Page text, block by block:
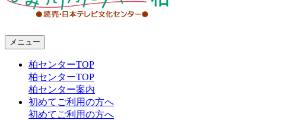
メニュー
柏センターTOP
柏センターTOP
柏センター案内
初めてご利用の方へ
初めてご利用の方へ